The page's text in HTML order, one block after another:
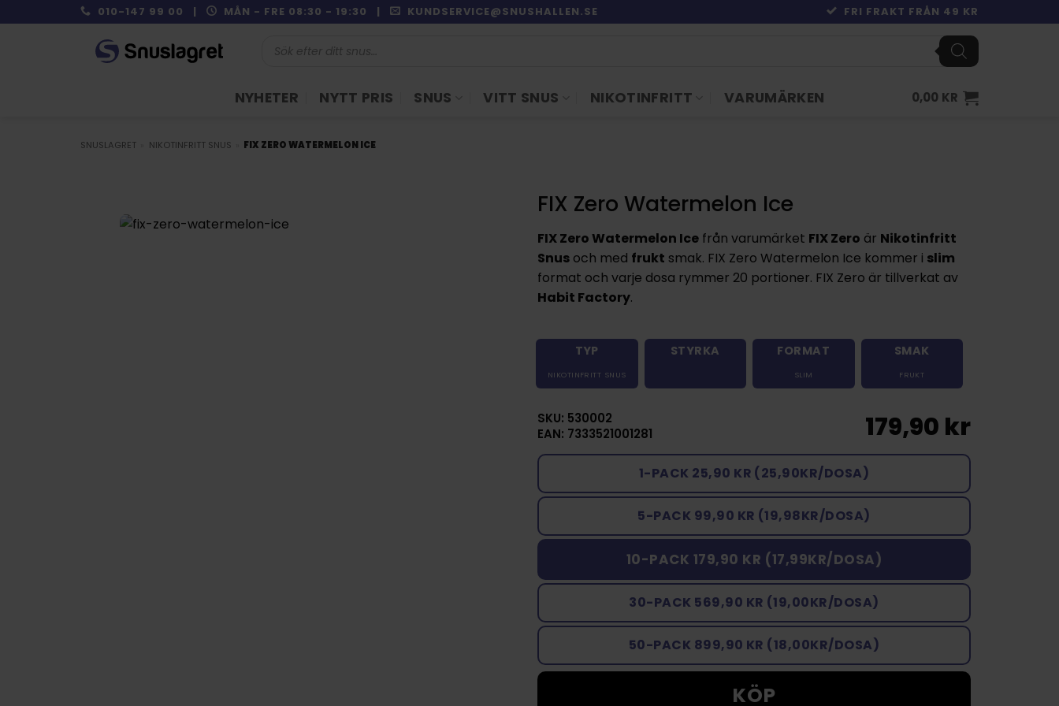
to
010-147 99 00 | MÅN - FRE 08:30 - 19:30 | KUNDSERVICE@SNUSHALLEN.SE FRI FRAKT FRÅN 49 KR
NYHETER NYTT PRIS SNUS VITT SNUS NIKOTINFRITT VARUMÄRKEN 0,00 KR
SNUSLAGRET NIKOTINFRITT SNUS FIX ZERO WATERMELON ICE
FIX Zero Watermelon Ice
FIX Zero Watermelon Ice från varumärket FIX Zero är Nikotinfritt
Snus och med frukt smak. FIX Zero Watermelon Ice kommer i slim
format och varje dosa rymmer 20 portioner. FIX Zero är tillverkat av
Habit Factory.
TYP
NIKOTINFRITT SNUS
STYRKA FORMAT
SLIM
SMAK
FRUKT
SKU: 530002
EAN: 7333521001281
179,90 kr
1-PACK 25,90 KR (25,90KR/DOSA)
5-PACK 99,90 KR (19,98KR/DOSA)
10-PACK 179,90 KR (17,99KR/DOSA)
30-PACK 569,90 KR (19,00KR/DOSA)
50-PACK 899,90 KR (18,00KR/DOSA)
KÖP